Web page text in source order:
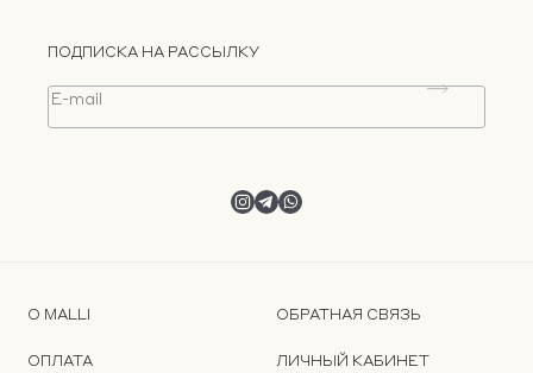
О MALLI
ОПЛАТА
ОБРАТНАЯ СВЯЗЬ
ЛИЧНЫЙ КАБИНЕТ
ПОДПИСКА НА РАССЫЛКУ